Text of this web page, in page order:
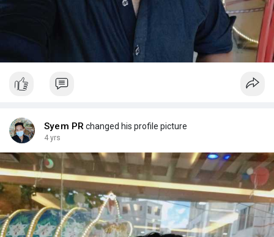
Syem PR changed his profile picture
4 yrs